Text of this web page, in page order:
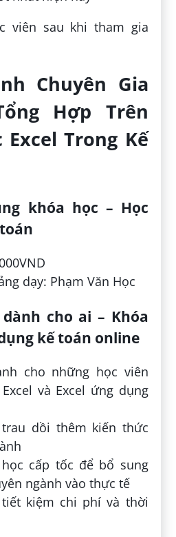
viên sau khi tham gia
Chuyên Gia
Hợp Trên
Excel Trong Kế
khóa học – Học
dạy: Phạm Văn Học
cho ai – Khóa
kế toán online
cho những học viên
và Excel ứng dụng
dồi thêm kiến thức
cấp tốc để bổ sung
ngành vào thực tế
kiệm chi phí và thời